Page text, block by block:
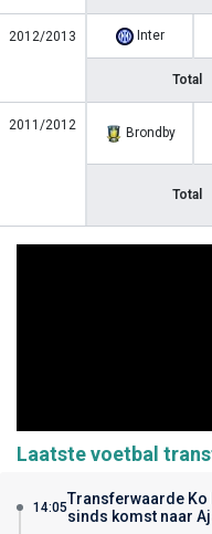
2012/2013 Inter
Total
2011/2012 Brondby
Total
Laatste voetbal
14:05Transferwaarde Ko
sinds komst naar